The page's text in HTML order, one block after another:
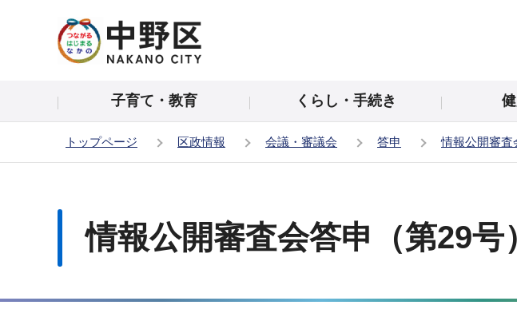
の
頭
子育て・教育 くらし・手続き
トップページ 区政情報 会議・審議会 答申 情報公開審査
情報公開審査会答申（第29号